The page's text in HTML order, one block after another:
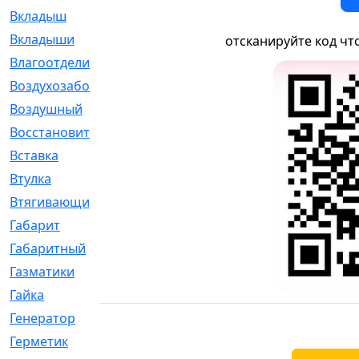
Вкладыш
Вкладыши
Влагоотделитель
Воздухозаборник
Воздушный
Восстановительный
Вставка
Втулка
Втягивающий
Габарит
Габаритный
Газматики
Гайка
Генератор
Герметик
отсканируйте код